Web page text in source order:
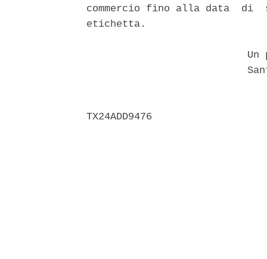
commercio fino alla data  di
etichetta.
Un